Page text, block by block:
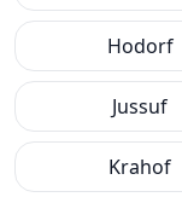
Hodorf
Jussuf
Krahof